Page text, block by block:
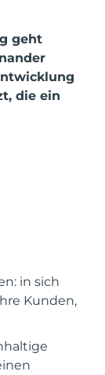
geht
die ein
in sich
Kunden,